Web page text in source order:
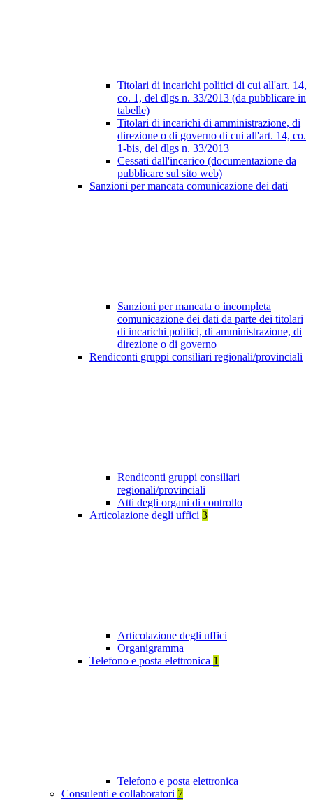
Titolari di incarichi politici di cui all'art. 14,
co. 1, del dlgs n. 33/2013 (da pubblicare in
tabelle)
Titolari di incarichi di amministrazione, di
direzione o di governo di cui all'art. 14, co.
1-bis, del dlgs n. 33/2013
Cessati dall'incarico (documentazione da
pubblicare sul sito web)
Sanzioni per mancata comunicazione dei dati
Sanzioni per mancata o incompleta
comunicazione dei dati da parte dei titolari
di incarichi politici, di amministrazione, di
direzione o di governo
Rendiconti gruppi consiliari regionali/provinciali
Rendiconti gruppi consiliari
regionali/provinciali
Atti degli organi di controllo
Articolazione degli uffici 3
Articolazione degli uffici
Organigramma
Telefono e posta elettronica 1
Telefono e posta elettronica
Consulenti e collaboratori 7